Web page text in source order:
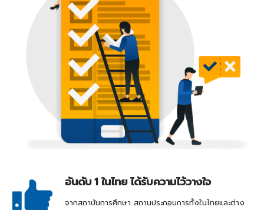
อันดับ 1 ในไทย ได้รับความไว้วางใจ
จากสถาบันการศึกษา สถานประกอบการทั้งในไทยและต่าง